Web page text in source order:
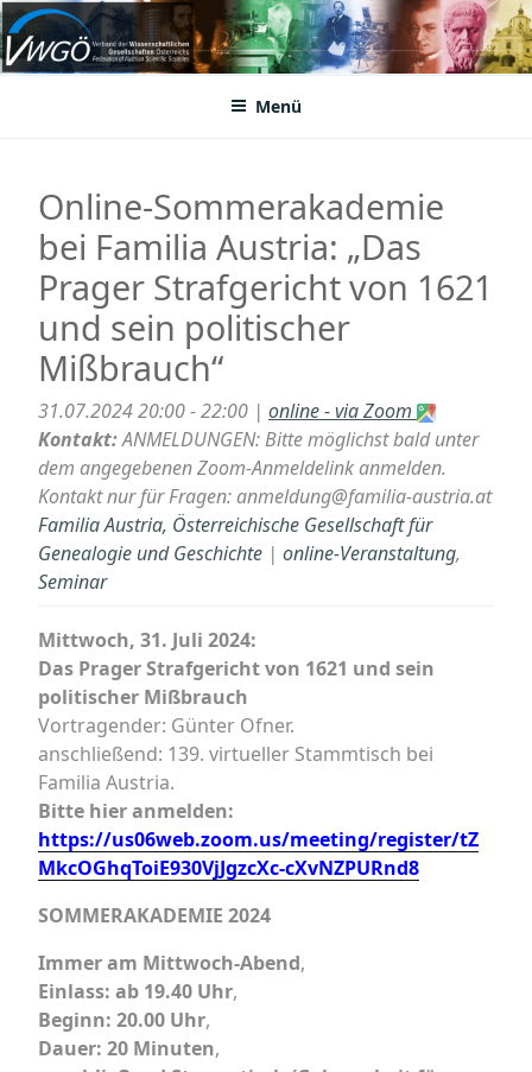
Zum
Inhalt
springenVWGÖ
Federation of Austrian Scientific Societies
Menü
Online-Sommerakademie
bei Familia Austria: „Das
Prager Strafgericht von 1621
und sein politischer
Mißbrauch“
31.07.2024 20:00 - 22:00 | online - via Zoom
Kontakt:ANMELDUNGEN: Bitte möglichst bald unter
dem angegebenen Zoom-Anmeldelink anmelden.
Kontakt nur für Fragen: anmeldung@familia-austria.at
Familia Austria, Österreichische Gesellschaft für
Genealogie und Geschichte | online-Veranstaltung,
Seminar
Mittwoch, 31. Juli 2024:
Das Prager Strafgericht von 1621 und sein
politischer Mißbrauch
Vortragender: Günter Ofner.
anschließend: 139. virtueller Stammtisch bei
Familia Austria.
Bitte hier anmelden:
https://us06web.zoom.us/meeting/register/tZ
MkcOGhqToiE930VjJgzcXc-cXvNZPURnd8
SOMMERAKADEMIE 2024
Immer am Mittwoch-Abend,
Einlass: ab 19.40 Uhr,
Beginn: 20.00 Uhr,
Dauer: 20 Minuten,